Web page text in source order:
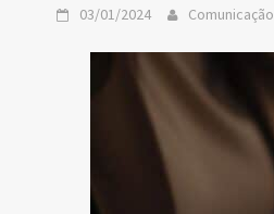
03/01/2024 Comunicação